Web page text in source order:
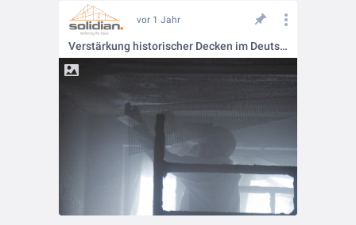
vor 1 Jahr
Verstärkung historischer Decken im Deutschen Optischen Museum Jena